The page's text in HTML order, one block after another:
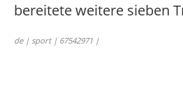
bereitete weitere sieben
de | sport | 67542971 |